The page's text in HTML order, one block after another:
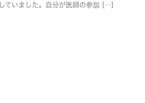
ていました。自分が医師の参加 […]